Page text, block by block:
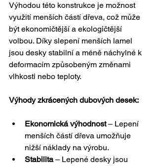
Výhodou této konstrukce je možnost
využití menších částí dřeva, což může
být ekonomičtější a ekologičtější
volbou. Díky slepení menších lamel
jsou desky stabilní a méně náchylné k
deformacím způsobeným změnami
vlhkosti nebo teploty.
Výhody zkrácených dubových desek:
Ekonomická výhodnost – Lepení
menších částí dřeva umožňuje
nižší náklady na výrobu.
Stabilita – Lepené desky jsou